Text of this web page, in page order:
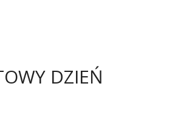
DZIEŃ